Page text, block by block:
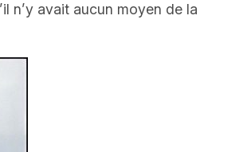
n’y avait aucun moyen de la